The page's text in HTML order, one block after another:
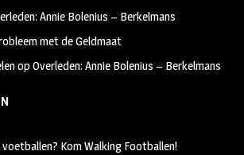
Annie Bolenius – Berkelmans
met de Geldmaat
opOverleden: Annie Bolenius – Berkelmans
Kom Walking Footballen!